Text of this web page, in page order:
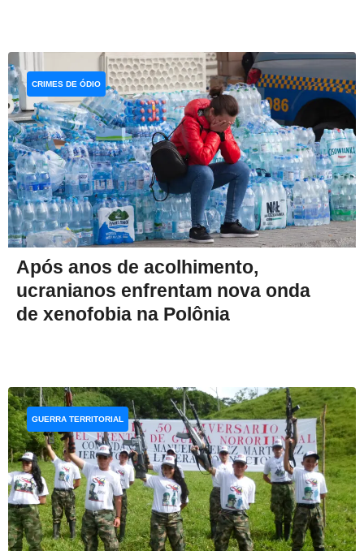
Após anos de acolhimento,
ucranianos enfrentam nova onda
de xenofobia na Polônia
CRIMES DE ÓDIO
GUERRA TERRITORIAL